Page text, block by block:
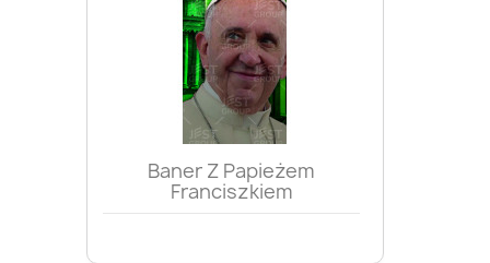
Baner Z Papieżem
Franciszkiem